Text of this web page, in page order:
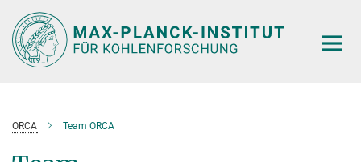
Hauptinhalt
ORCA Team ORCA